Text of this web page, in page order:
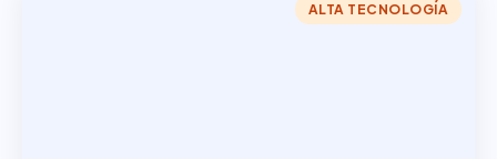
ALTA TECNOLOGÍA